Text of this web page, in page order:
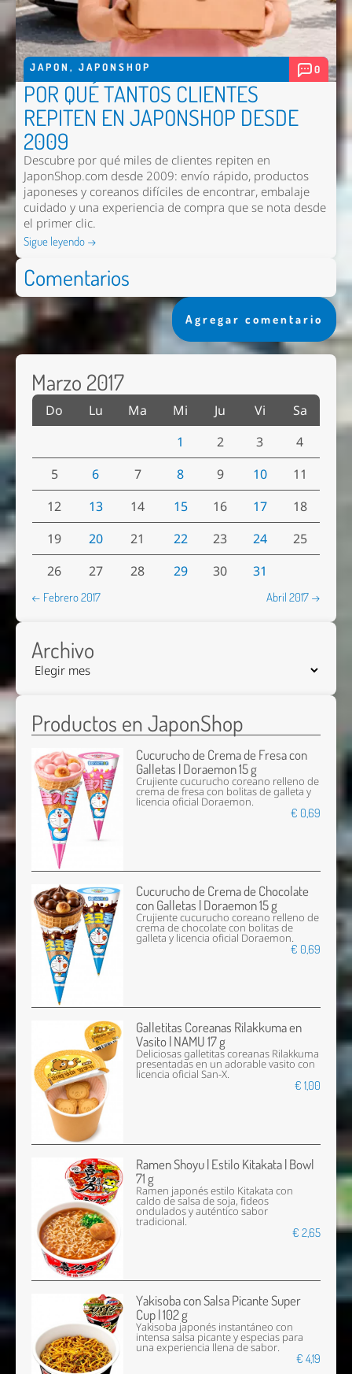
JAPON , JAPONSHOP 0
POR QUÉ TANTOS CLIENTES
REPITEN EN JAPONSHOP DESDE
2009
Descubre por qué miles de clientes repiten en
JaponShop.com desde 2009: envío rápido, productos
japoneses y coreanos difíciles de encontrar, embalaje
cuidado y una experiencia de compra que se nota desde
el primer clic.
Sigue leyendo →
Comentarios
Agregar comentario
Marzo 2017
Do Lu Ma Mi Ju Vi
Sa
1
2 3
4
5
6 7 8 9 10
11
12
13 14 15 16 17
18
19
20 21 22 23 24
25
26
27 28 29 30 31
← Febrero 2017 Abril 2017 →
Archivo
Productos en JaponShop
Cucurucho de Crema de Fresa con
Galletas | Doraemon 15 g
Crujiente cucurucho coreano relleno de
crema de fresa con bolitas de galleta y
licencia oficial Doraemon.
€ 0,69
Cucurucho de Crema de Chocolate
con Galletas | Doraemon 15 g
Crujiente cucurucho coreano relleno de
crema de chocolate con bolitas de
galleta y licencia oficial Doraemon.
€ 0,69
Galletitas Coreanas Rilakkuma en
Vasito | NAMU 17 g
Deliciosas galletitas coreanas Rilakkuma
presentadas en un adorable vasito con
licencia oficial San-X.
€ 1,00
Ramen Shoyu | Estilo Kitakata | Bowl
71 g
Ramen japonés estilo Kitakata con
caldo de salsa de soja, fideos
ondulados y auténtico sabor
tradicional.
€ 2,65
Yakisoba con Salsa Picante Super
Cup | 102 g
Yakisoba japonés instantáneo con
intensa salsa picante y especias para
una experiencia llena de sabor.
€ 4,19